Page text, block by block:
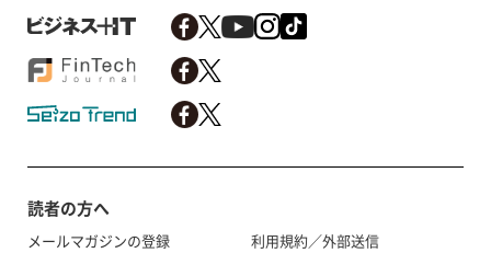
読者の方へ
メールマガジンの登録
利用規約／外部送信